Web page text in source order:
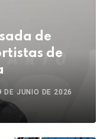
de
de
DE JUNIO DE 2026